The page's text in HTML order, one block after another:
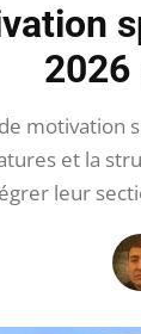
motivation
et la
leur